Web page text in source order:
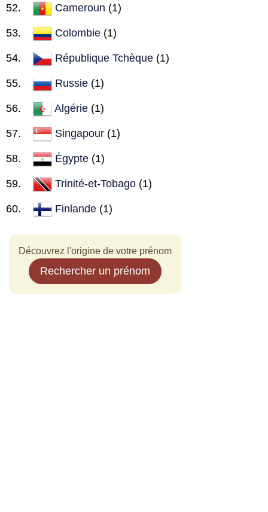
Cameroun (1)
Colombie (1)
République Tchèque (1)
Russie (1)
Algérie (1)
Singapour (1)
Égypte (1)
Trinité-et-Tobago (1)
Finlande (1)
Découvrez l'origine de votre prénom
Rechercher un prénom